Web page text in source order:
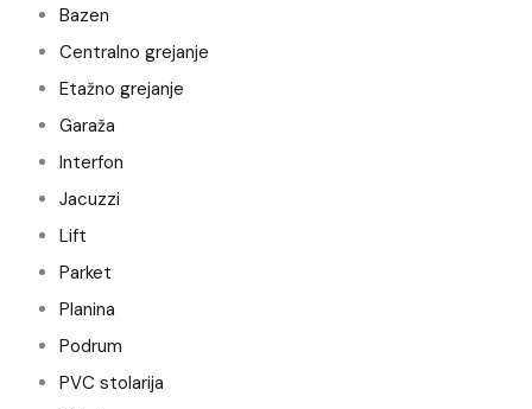
Bazen
Centralno grejanje
Etažno grejanje
Garaža
Interfon
Jacuzzi
Lift
Parket
Planina
Podrum
PVC stolarija